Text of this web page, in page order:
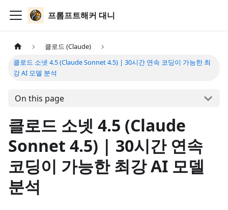
프롬프트해커 대니
클로드 (Claude)
클로드 소넷 4.5 (Claude Sonnet 4.5) | 30시간 연속 코딩이 가능한 최
강 AI 모델 분석
On this page
클로드 소넷 4.5 (Claude
Sonnet 4.5) | 30시간 연속
코딩이 가능한 최강 AI 모델
분석